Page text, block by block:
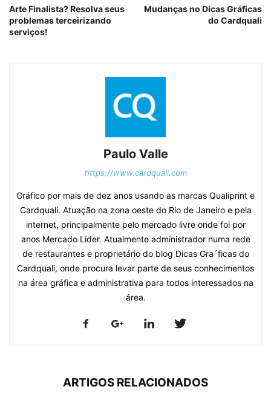
Arte Finalista? Resolva seus
problemas terceirizando
serviços!
Mudanças no Dicas Gráficas
do Cardquali
Paulo Valle
https://www.cardquali.com
Gráfico por mais de dez anos usando as marcas Qualiprint e
Cardquali. Atuação na zona oeste do Rio de Janeiro e pela
internet, principalmente pelo mercado livre onde foi por
anos Mercado Líder. Atualmente administrador numa rede
de restaurantes e proprietário do blog Dicas Gra´ficas do
Cardquali, onde procura levar parte de seus conhecimentos
na área gráfica e administrativa para todos interessados na
área.
ARTIGOS RELACIONADOS